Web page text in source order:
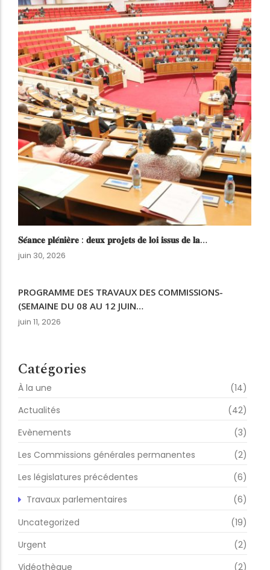
𝐒𝐞́𝐚𝐧𝐜𝐞 𝐩𝐥𝐞́𝐧𝐢𝐞̀𝐫𝐞 : 𝐝𝐞𝐮𝐱 𝐩𝐫𝐨𝐣𝐞𝐭𝐬 𝐝𝐞 𝐥𝐨𝐢 𝐢𝐬𝐬𝐮𝐬 𝐝𝐞 𝐥𝐚…
juin 30, 2026
PROGRAMME DES TRAVAUX DES COMMISSIONS-
(SEMAINE DU 08 AU 12 JUIN…
juin 11, 2026
Catégories
À la une
(14)
Actualités
(42)
Evènements
(3)
Les Commissions générales permanentes
(2)
Les législatures précédentes
(6)
Travaux parlementaires
(6)
Uncategorized
(19)
Urgent
(2)
Vidéothèque
(2)